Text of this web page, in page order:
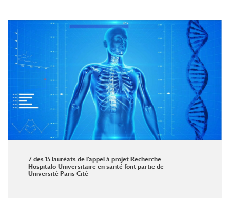
7 des 15 lauréats de l’appel à projet Recherche
Hospitalo-Universitaire en santé font partie de
Université Paris Cité